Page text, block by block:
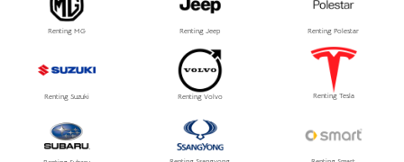
Renting MG Renting Jeep Renting Polestar
Renting Suzuki Renting Volvo Renting Tesla